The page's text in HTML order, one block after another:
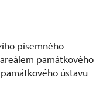
písemného
památkového
ústavu